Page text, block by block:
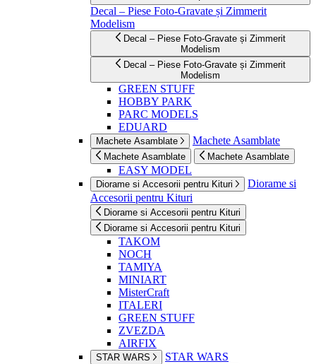
Decal – Piese Foto-Gravate și Zimmerit
Modelism
Decal – Piese Foto-Gravate și Zimmerit
Modelism
Decal – Piese Foto-Gravate și Zimmerit
Modelism
GREEN STUFF
HOBBY PARK
PARC MODELS
EDUARD
Machete Asamblate Machete Asamblate
Machete Asamblate Machete Asamblate
EASY MODEL
Diorame si Accesorii pentru Kituri
Diorame si
Accesorii pentru Kituri
Diorame si Accesorii pentru Kituri
Diorame si Accesorii pentru Kituri
TAKOM
NOCH
TAMIYA
MINIART
MisterCraft
ITALERI
GREEN STUFF
ZVEZDA
AIRFIX
STAR WARS STAR WARS